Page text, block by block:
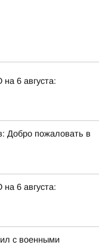
6 августа:
Добро пожаловать в
6 августа:
с военными